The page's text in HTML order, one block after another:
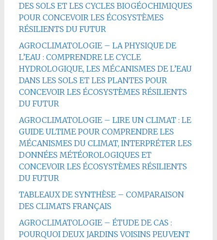
DES SOLS ET LES CYCLES BIOGÉOCHIMIQUES
POUR CONCEVOIR LES ÉCOSYSTÈMES
RÉSILIENTS DU FUTUR
AGROCLIMATOLOGIE – LA PHYSIQUE DE
L’EAU : COMPRENDRE LE CYCLE
HYDROLOGIQUE, LES MÉCANISMES DE L’EAU
DANS LES SOLS ET LES PLANTES POUR
CONCEVOIR LES ÉCOSYSTÈMES RÉSILIENTS
DU FUTUR
AGROCLIMATOLOGIE – LIRE UN CLIMAT : LE
GUIDE ULTIME POUR COMPRENDRE LES
MÉCANISMES DU CLIMAT, INTERPRÉTER LES
DONNÉES MÉTÉOROLOGIQUES ET
CONCEVOIR LES ÉCOSYSTÈMES RÉSILIENTS
DU FUTUR
TABLEAUX DE SYNTHÈSE – COMPARAISON
DES CLIMATS FRANÇAIS
AGROCLIMATOLOGIE – ÉTUDE DE CAS :
POURQUOI DEUX JARDINS VOISINS PEUVENT